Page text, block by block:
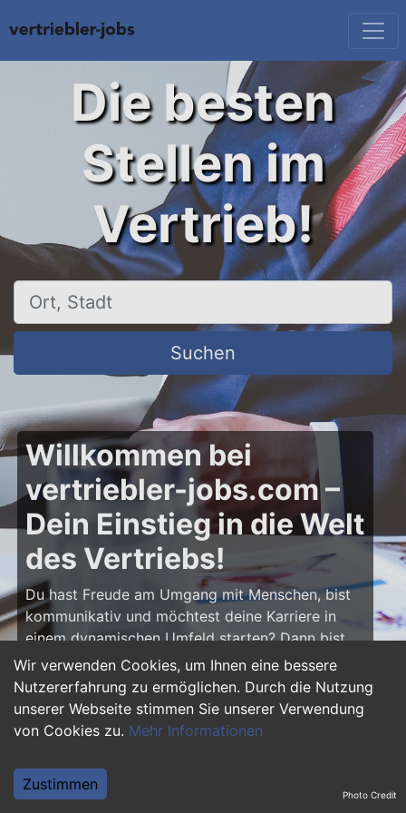
Wir verwenden Cookies, um Ihnen eine bessere
Nutzererfahrung zu ermöglichen. Durch die Nutzung
unserer Webseite stimmen Sie unserer Verwendung
von Cookies zu. Mehr Informationen
Zustimmen
Die besten
Stellen im
Vertrieb!
Ort, Stadt
Suchen
Willkommen bei
vertriebler-jobs.com –
Dein Einstieg in die Welt
des Vertriebs!
Du hast Freude am Umgang mit Menschen, bist
kommunikativ und möchtest deine Karriere in
einem dynamischen Umfeld starten? Dann bist
du aufvertriebler-jobs.comgenau richtig! Hier
findest du zahlreiche Ausbildungsplätze und
Einstiegsjobs im Vertrieb – von klassischen
Vertriebspositionen über Außendienst bis hin zu
Vertriebler und entwickle deine Talente!
Photo Credit